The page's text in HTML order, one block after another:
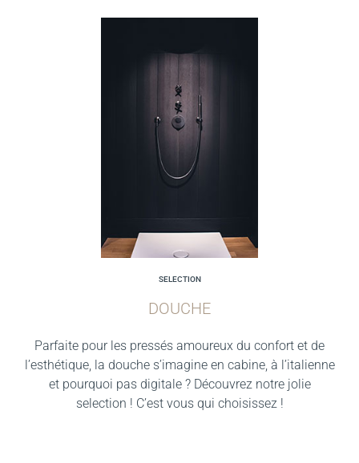
SELECTION
DOUCHE
Parfaite pour les pressés amoureux du confort et de
l’esthétique, la douche s’imagine en cabine, à l’italienne
et pourquoi pas digitale ? Découvrez notre jolie
selection ! C’est vous qui choisissez !